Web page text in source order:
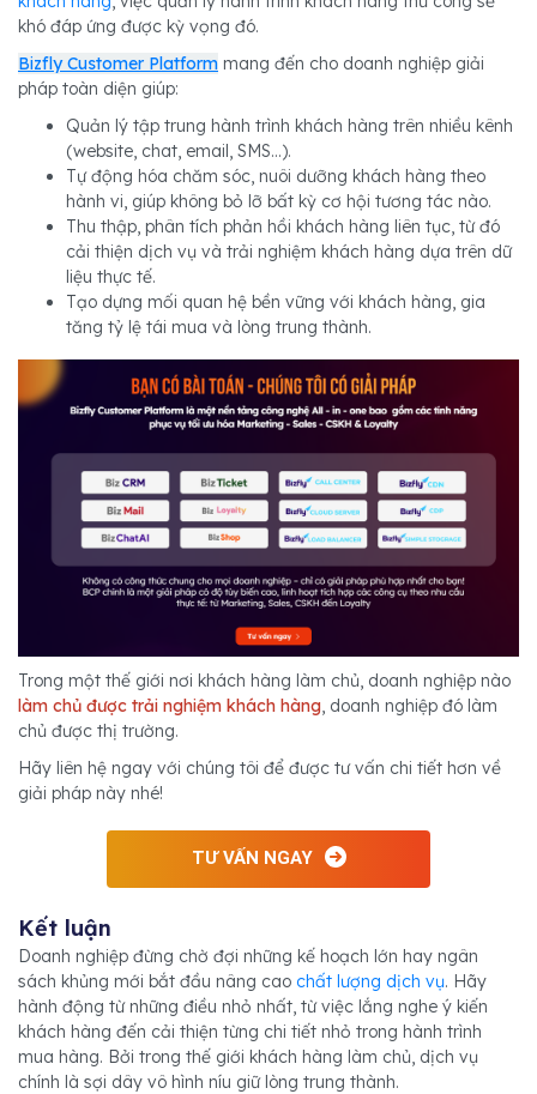
khó đáp ứng được kỳ vọng đó.
Bizfly Customer Platform mang đến cho doanh nghiệp giải
pháp toàn diện giúp:
Quản lý tập trung hành trình khách hàng trên nhiều kênh
(website, chat, email, SMS...).
Tự động hóa chăm sóc, nuôi dưỡng khách hàng theo
hành vi, giúp không bỏ lỡ bất kỳ cơ hội tương tác nào.
Thu thập, phân tích phản hồi khách hàng liên tục, từ đó
cải thiện dịch vụ và trải nghiệm khách hàng dựa trên dữ
liệu thực tế.
Tạo dựng mối quan hệ bền vững với khách hàng, gia
tăng tỷ lệ tái mua và lòng trung thành.
Trong một thế giới nơi khách hàng làm chủ, doanh nghiệp nào
làm chủ được trải nghiệm khách hàng, doanh nghiệp đó làm
chủ được thị trường.
Hãy liên hệ ngay với chúng tôi để được tư vấn chi tiết hơn về
giải pháp này nhé!
TƯ VẤN NGAY
Kết luận
Doanh nghiệp đừng chờ đợi những kế hoạch lớn hay ngân
sách khủng mới bắt đầu nâng cao chất lượng dịch vụ. Hãy
hành động từ những điều nhỏ nhất, từ việc lắng nghe ý kiến
khách hàng đến cải thiện từng chi tiết nhỏ trong hành trình
mua hàng. Bởi trong thế giới khách hàng làm chủ, dịch vụ
chính là sợi dây vô hình níu giữ lòng trung thành.